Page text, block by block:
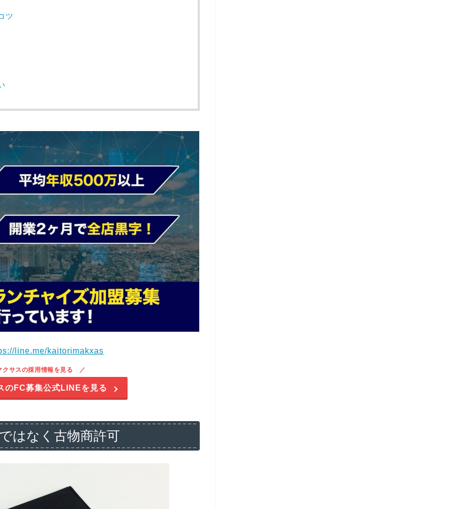
ツ
line.me/kaitorimakxas
クサスの採用情報を見る
のFC募集公式LINEを見る
はなく古物商許可